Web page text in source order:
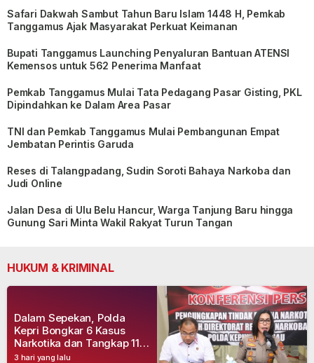
Safari Dakwah Sambut Tahun Baru Islam 1448 H, Pemkab
Tanggamus Ajak Masyarakat Perkuat Keimanan
Bupati Tanggamus Launching Penyaluran Bantuan ATENSI
Kemensos untuk 562 Penerima Manfaat
Pemkab Tanggamus Mulai Tata Pedagang Pasar Gisting, PKL
Dipindahkan ke Dalam Area Pasar
TNI dan Pemkab Tanggamus Mulai Pembangunan Empat
Jembatan Perintis Garuda
Reses di Talangpadang, Sudin Soroti Bahaya Narkoba dan
Judi Online
Jalan Desa di Ulu Belu Hancur, Warga Tanjung Baru hingga
Gunung Sari Minta Wakil Rakyat Turun Tangan
HUKUM & KRIMINAL
3 hari yang lalu
Dalam Sepekan, Polda
Kepri Bongkar 6 Kasus
Narkotika dan Tangkap 11
Tersangka